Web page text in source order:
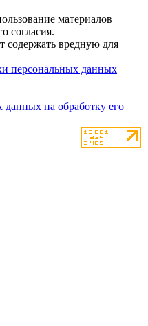
материалов
согласия.
содержать вредную для
персональных данных
данных на обработку его